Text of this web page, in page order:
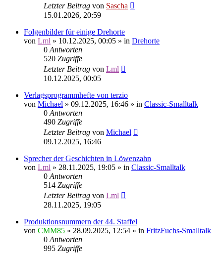
Letzter Beitrag von Sascha
15.01.2026, 20:59
Folgenbilder für einige Drehorte
von Lml » 10.12.2025, 00:05 » in Drehorte
0 Antworten
520 Zugriffe
Letzter Beitrag von Lml
10.12.2025, 00:05
Verlagsprogrammhefte von terzio
von Michael » 09.12.2025, 16:46 » in Classic-Smalltalk
0 Antworten
490 Zugriffe
Letzter Beitrag von Michael
09.12.2025, 16:46
Sprecher der Geschichten in Löwenzahn
von Lml » 28.11.2025, 19:05 » in Classic-Smalltalk
0 Antworten
514 Zugriffe
Letzter Beitrag von Lml
28.11.2025, 19:05
Produktionsnummern der 44. Staffel
von CMM85 » 28.09.2025, 12:54 » in FritzFuchs-Smalltalk
0 Antworten
995 Zugriffe